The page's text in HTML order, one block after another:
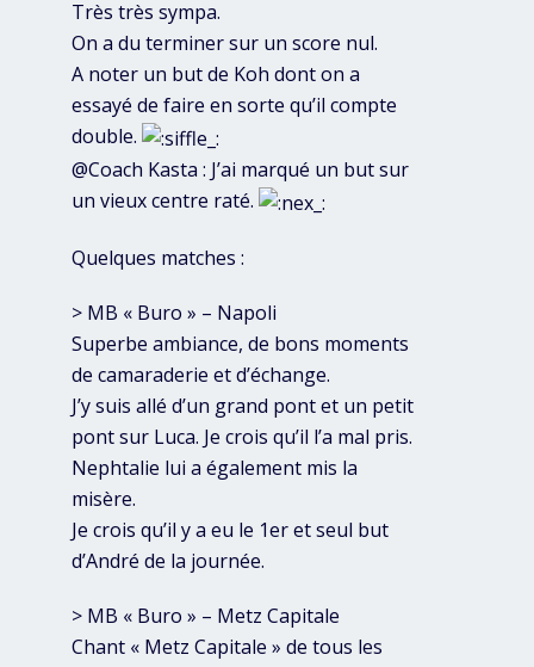
Très très sympa.
On a du terminer sur un score nul.
A noter un but de Koh dont on a
essayé de faire en sorte qu’il compte
double.
@Coach Kasta : J’ai marqué un but sur
un vieux centre raté.
Quelques matches :
> MB « Buro » – Napoli
Superbe ambiance, de bons moments
de camaraderie et d’échange.
J’y suis allé d’un grand pont et un petit
pont sur Luca. Je crois qu’il l’a mal pris.
Nephtalie lui a également mis la
misère.
Je crois qu’il y a eu le 1er et seul but
d’André de la journée.
> MB « Buro » – Metz Capitale
Chant « Metz Capitale » de tous les